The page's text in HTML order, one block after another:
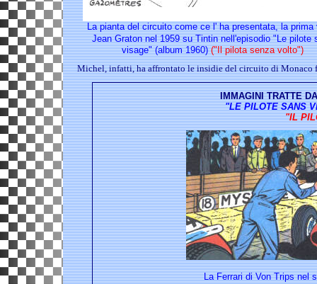
La pianta del circuito come ce l' ha presentata, la prima
Jean Graton nel 1959 su Tintin nell'episodio "Le pilote
visage" (album 1960) ("Il pilota senza volto")
Michel, infatti, ha affrontato le insidie del circuito di Monaco
IMMAGINI TRATTE
"LE PILOTE SANS
"IL
La Ferrari di Von Trips nel